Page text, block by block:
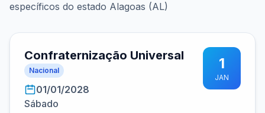
específicos do estado Alagoas (AL)
Confraternização Universal
Nacional
01/01/2028
Sábado
1
JAN